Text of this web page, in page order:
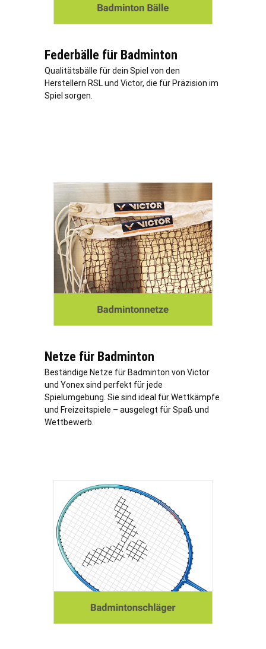
Federbälle für Badminton
Qualitätsbälle für dein Spiel von den
Herstellern RSL und Victor, die für Präzision im
Spiel sorgen.
Netze für Badminton
Beständige Netze für Badminton von Victor
und Yonex sind perfekt für jede
Spielumgebung. Sie sind ideal für Wettkämpfe
und Freizeitspiele – ausgelegt für Spaß und
Wettbewerb.